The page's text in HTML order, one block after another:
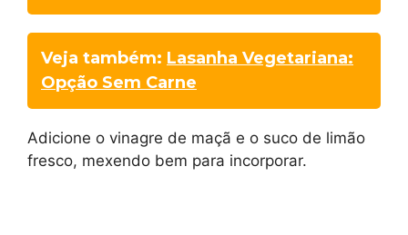
Veja também: Lasanha Vegetariana:
Opção Sem Carne
Adicione o vinagre de maçã e o suco de limão
fresco, mexendo bem para incorporar.